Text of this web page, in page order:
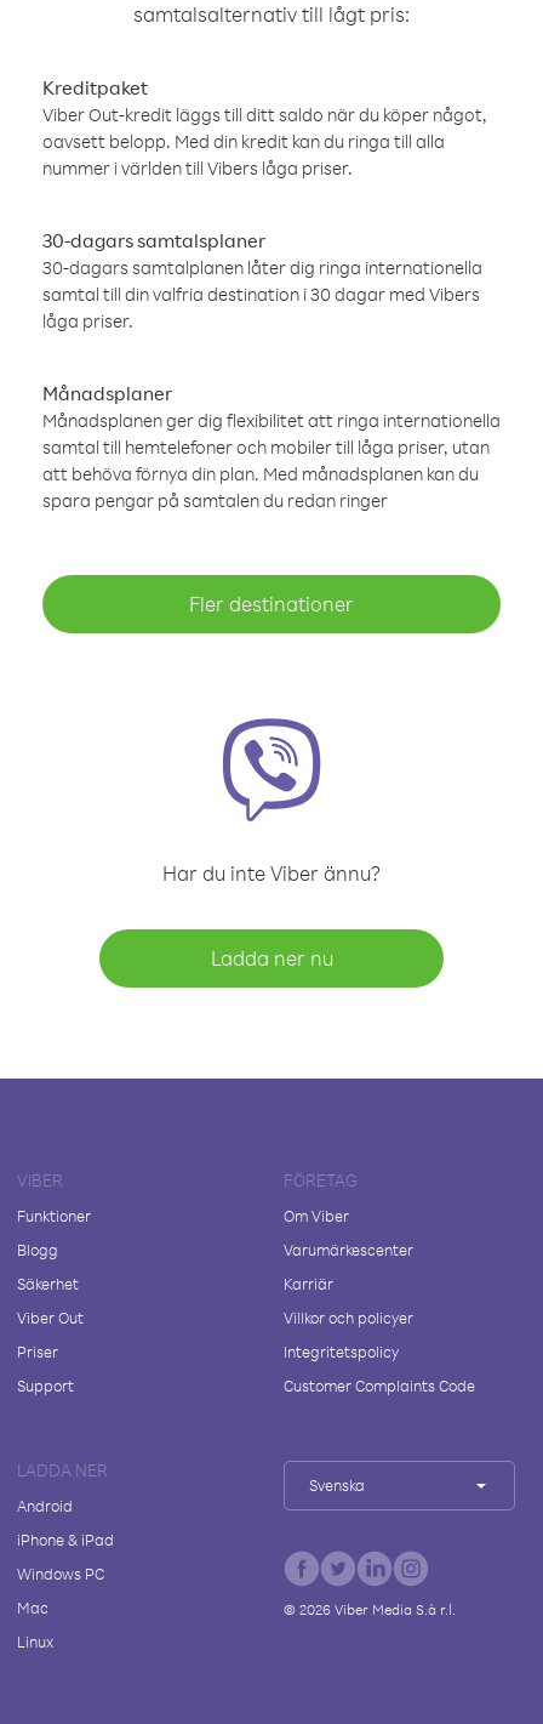
samtalsalternativ till lågt pris:
Kreditpaket
Viber Out-kredit läggs till ditt saldo när du köper något,
oavsett belopp. Med din kredit kan du ringa till alla
nummer i världen till Vibers låga priser.
30-dagars samtalsplaner
30-dagars samtalplanen låter dig ringa internationella
samtal till din valfria destination i 30 dagar med Vibers
låga priser.
Månadsplaner
Månadsplanen ger dig flexibilitet att ringa internationella
samtal till hemtelefoner och mobiler till låga priser, utan
att behöva förnya din plan. Med månadsplanen kan du
spara pengar på samtalen du redan ringer
Fler destinationer
Har du inte Viber ännu?
Ladda ner nu
VIBER
Funktioner
Blogg
Säkerhet
Viber Out
Priser
Support
FÖRETAG
Om Viber
Varumärkescenter
Karriär
Villkor och policyer
Integritetspolicy
Customer Complaints Code
LADDA NER
Android
iPhone & iPad
Windows PC
Mac
Linux
Svenska
© 2026Viber Media S.à r.l.